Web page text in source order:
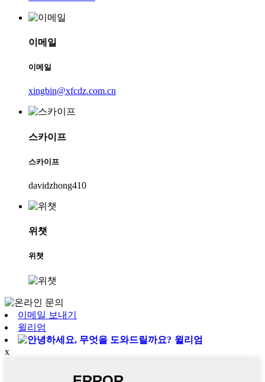
이메일
이메일
xingbin@xfcdz.com.cn
스카이프
스카이프
davidzhong410
위챗
위챗
이메일 보내기
윌리엄
윌리엄
x